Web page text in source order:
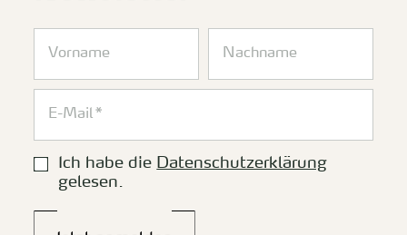
Ich habe die Datenschutzerklärung
gelesen.